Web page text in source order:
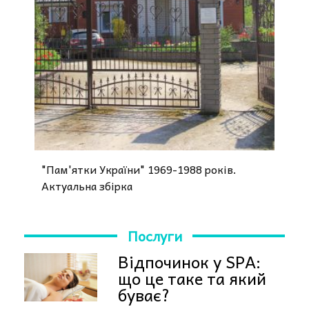
"Пам'ятки України" 1969-1988 років.
Актуальна збірка
Послуги
Відпочинок у SPA:
що це таке та який
буває?